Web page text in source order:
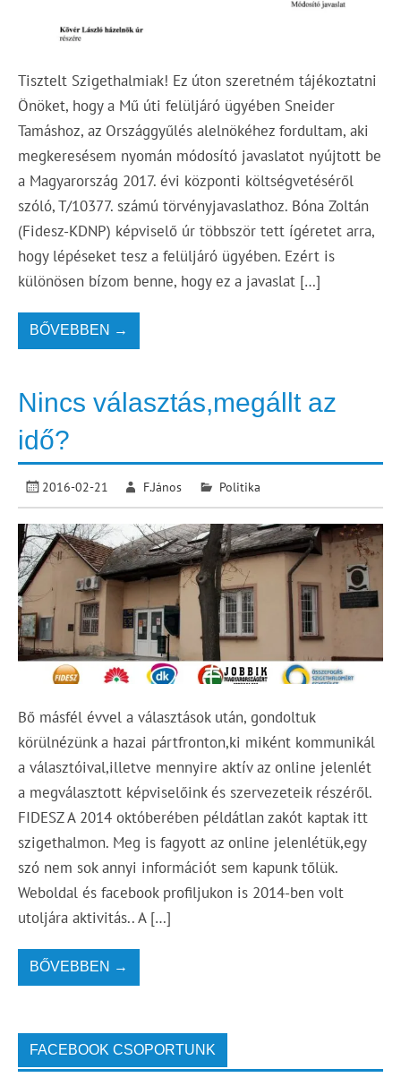
Tisztelt Szigethalmiak! Ez úton szeretném tájékoztatni
Önöket, hogy a Mű úti felüljáró ügyében Sneider
Tamáshoz, az Országgyűlés alelnökéhez fordultam, aki
megkeresésem nyomán módosító javaslatot nyújtott be
a Magyarország 2017. évi központi költségvetéséről
szóló, T/10377. számú törvényjavaslathoz. Bóna Zoltán
(Fidesz-KDNP) képviselő úr többször tett ígéretet arra,
hogy lépéseket tesz a felüljáró ügyében. Ezért is
különösen bízom benne, hogy ez a javaslat […]
BŐVEBBEN →
Nincs választás,megállt az
idő?
2016-02-21 F.János Politika
Bő másfél évvel a választások után, gondoltuk
körülnézünk a hazai pártfronton,ki miként kommunikál
a választóival,illetve mennyire aktív az online jelenlét
a megválasztott képviselőink és szervezeteik részéről.
FIDESZ A 2014 októberében példátlan zakót kaptak itt
szigethalmon. Meg is fagyott az online jelenlétük,egy
szó nem sok annyi információt sem kapunk tőlük.
Weboldal és facebook profiljukon is 2014-ben volt
utoljára aktivitás.. A […]
BŐVEBBEN →
FACEBOOK CSOPORTUNK